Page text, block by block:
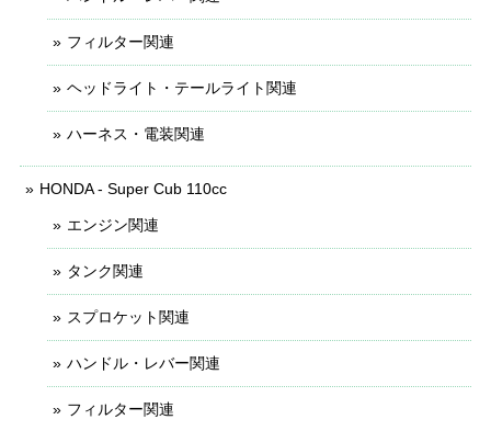
フィルター関連
ヘッドライト・テールライト関連
ハーネス・電装関連
HONDA - Super Cub 110cc
エンジン関連
タンク関連
スプロケット関連
ハンドル・レバー関連
フィルター関連